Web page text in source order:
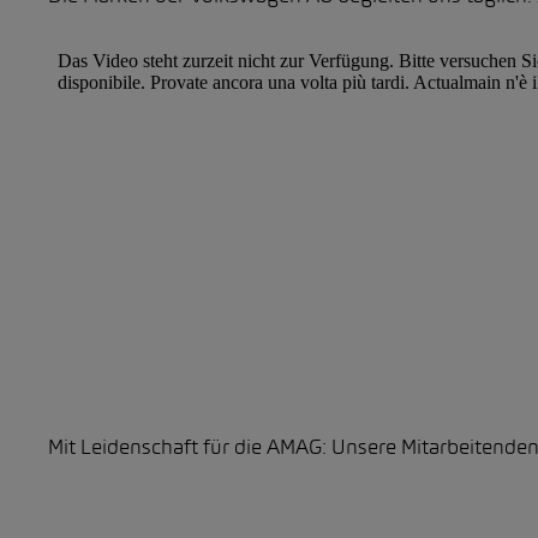
Mit Leidenschaft für die AMAG: Unsere